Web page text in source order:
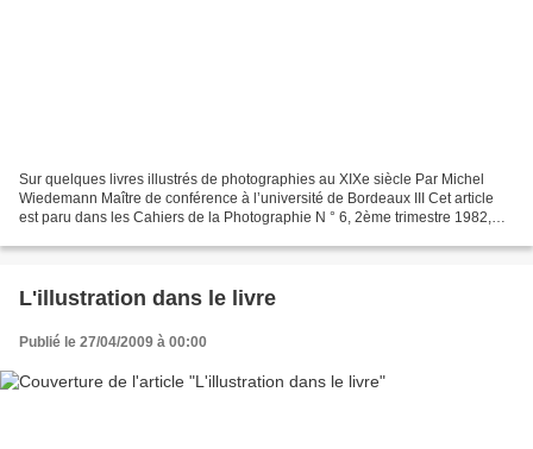
Sur quelques livres illustrés de photographies au XIXe siècle Par Michel
Wiedemann Maître de conférence à l’université de Bordeaux III Cet article
est paru dans les Cahiers de la Photographie N ° 6, 2ème trimestre 1982,
L'illustration dans le livre
Publié le 27/04/2009 à 00:00